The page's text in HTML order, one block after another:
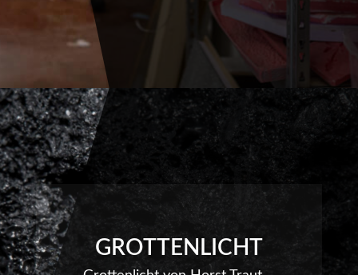
GROTTENLICHT